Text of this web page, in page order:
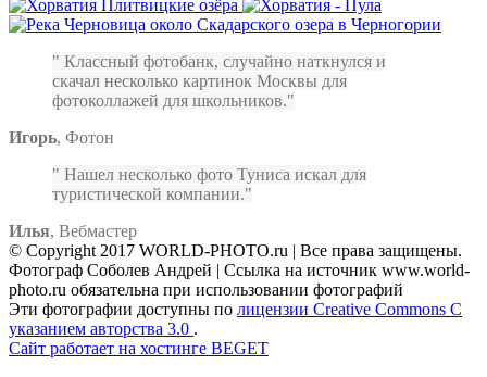
Классный фотобанк, случайно наткнулся и
скачал несколько картинок Москвы для
фотоколлажей для школьников.
Игорь, Фотон
Нашел несколько фото Туниса искал для
туристической компании.
Илья, Вебмастер
© Copyright 2017 WORLD-PHOTO.ru | Все права защищены.
Фотограф Соболев Андрей | Ссылка на источник www.world-
photo.ru обязательна при использовании фотографий
Эти фотографии доступны по лицензии Creative Commons С
указанием авторства 3.0 .
Сайт работает на хостинге BEGET